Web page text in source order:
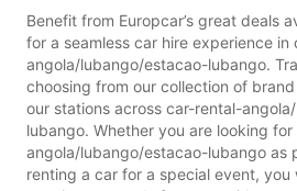
Benefit from Europcar’s great deals
for a seamless car hire experience in
angola/lubango/estacao-lubango.
choosing from our collection of
our stations across car-rental-
lubango. Whether you are looking
angola/lubango/estacao-lubango as
renting a car for a special event,